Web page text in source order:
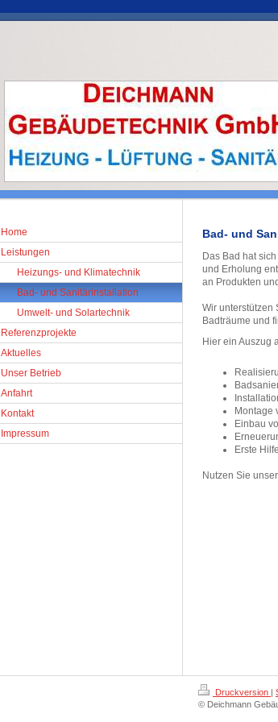
Home
Leistungen
Heizungs- und Klimatechnik
Bad- und Sanitärinstallation
Umwelt- und Solartechnik
Referenzprojekte
Aktuelles
Unser Betrieb
Anfahrt
Kontakt
Impressum
Bad- und
Das Bad hat
und Erholung
an Produkten
Wir unterstützen
Badträume und
Hier ein Auszug
Montage
Einbau
Erste
Nutzen Sie unser
Druckversion |
© Deichmann